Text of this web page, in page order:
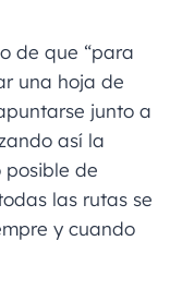
de que “para
una hoja de
junto a
así la
de
las rutas se
y cuando